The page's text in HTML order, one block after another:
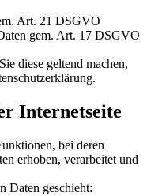
Art. 21 DSGVO
gem. Art. 17 DSGVO
diese geltend machen,
Internetseite
bei deren
erhoben, verarbeitet und
Daten geschieht: